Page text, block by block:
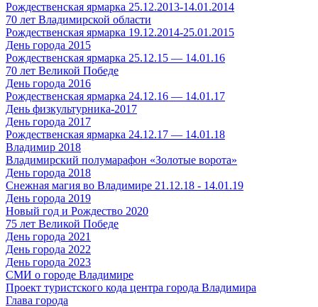
Рождественская ярмарка 25.12.2013-14.01.2014
70 лет Владимирской области
Рождественская ярмарка 19.12.2014-25.01.2015
День города 2015
Рождественская ярмарка 25.12.15 — 14.01.16
70 лет Великой Победе
День города 2016
Рождественская ярмарка 24.12.16 — 14.01.17
День физкультурника-2017
День города 2017
Рождественская ярмарка 24.12.17 — 14.01.18
Владимир 2018
Владимирский полумарафон «Золотые ворота»
День города 2018
Снежная магия во Владимире 21.12.18 - 14.01.19
День города 2019
Новый год и Рождество 2020
75 лет Великой Победе
День города 2021
День города 2022
День города 2023
СМИ о городе Владимире
Проект туристского кода центра города Владимира
Глава города